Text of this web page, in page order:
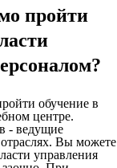
пройти
обучение в
центре.
- ведущие
Вы можете
управления